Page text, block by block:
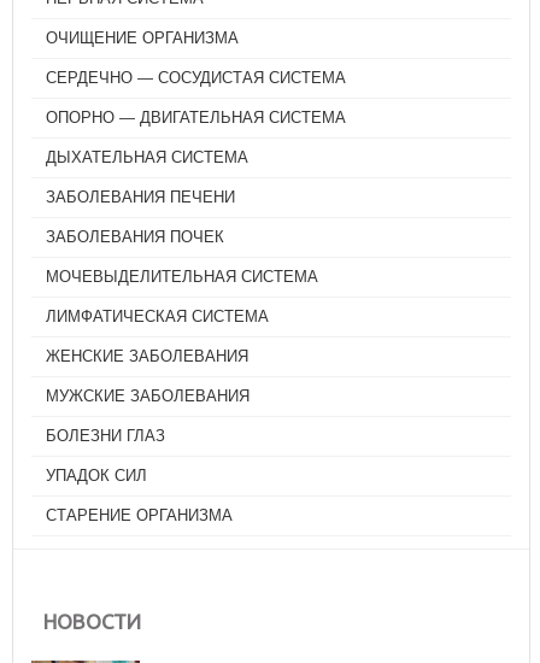
ОЧИЩЕНИЕ ОРГАНИЗМА
СЕРДЕЧНО — СОСУДИСТАЯ СИСТЕМА
ОПОРНО — ДВИГАТЕЛЬНАЯ СИСТЕМА
ДЫХАТЕЛЬНАЯ СИСТЕМА
ЗАБОЛЕВАНИЯ ПЕЧЕНИ
ЗАБОЛЕВАНИЯ ПОЧЕК
МОЧЕВЫДЕЛИТЕЛЬНАЯ СИСТЕМА
ЛИМФАТИЧЕСКАЯ СИСТЕМА
ЖЕНСКИЕ ЗАБОЛЕВАНИЯ
МУЖСКИЕ ЗАБОЛЕВАНИЯ
БОЛЕЗНИ ГЛАЗ
УПАДОК СИЛ
СТАРЕНИЕ ОРГАНИЗМА
НОВОСТИ